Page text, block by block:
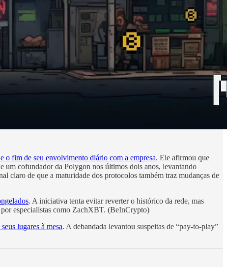
fim de seu envolvimento diário com a empresa. Ele afirmou que
um cofundador da Polygon nos últimos dois anos, levantando
claro de que a maturidade dos protocolos também traz mudanças de
. A iniciativa tenta evitar reverter o histórico da rede, mas
por especialistas como ZachXBT. (BeInCrypto)
lugares à mesa. A debandada levantou suspeitas de “pay-to-play”